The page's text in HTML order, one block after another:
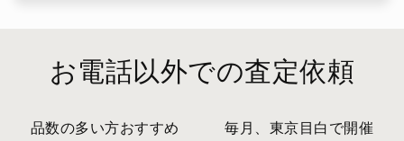
お電話以外での査定依頼
品数の多い方おすすめ 毎月、東京目白で開催